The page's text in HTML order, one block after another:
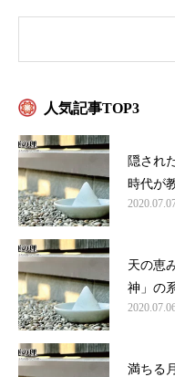
人気記事TOP3
隠され
時代が
天の恵
神」の
満ちる